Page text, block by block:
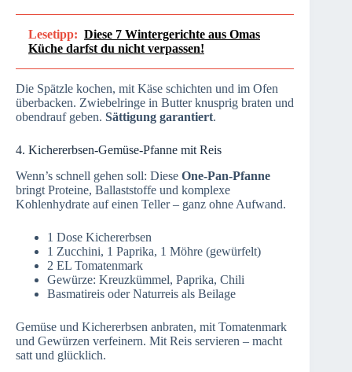
Lesetipp: Diese 7 Wintergerichte aus Omas
Küche darfst du nicht verpassen!
Die Spätzle kochen, mit Käse schichten und im Ofen
überbacken. Zwiebelringe in Butter knusprig braten und
obendrauf geben. Sättigung garantiert.
4. Kichererbsen-Gemüse-Pfanne mit Reis
Wenn’s schnell gehen soll: Diese One-Pan-Pfanne
bringt Proteine, Ballaststoffe und komplexe
Kohlenhydrate auf einen Teller – ganz ohne Aufwand.
1 Dose Kichererbsen
1 Zucchini, 1 Paprika, 1 Möhre (gewürfelt)
2 EL Tomatenmark
Gewürze: Kreuzkümmel, Paprika, Chili
Basmatireis oder Naturreis als Beilage
Gemüse und Kichererbsen anbraten, mit Tomatenmark
und Gewürzen verfeinern. Mit Reis servieren – macht
satt und glücklich.